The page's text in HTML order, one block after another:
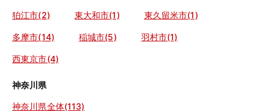
狛江市(2) 東大和市(1) 東久留米市(1)
多摩市(14) 稲城市(5) 羽村市(1)
西東京市(4)
神奈川県
神奈川県全体(113)